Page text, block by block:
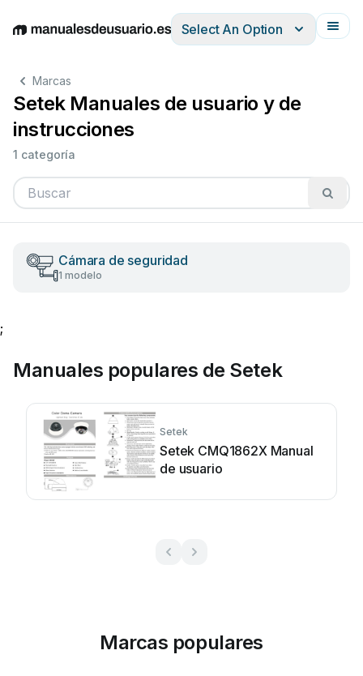
EnglishDeutschEspañolItalianoFrançais
Select An Option
Marcas
Setek Manuales de usuario y de
instrucciones
1 categoría
Cámara de seguridad
1 modelo
;
Manuales populares de Setek
Setek
Setek CMQ1862X Manual
de usuario
Marcas populares